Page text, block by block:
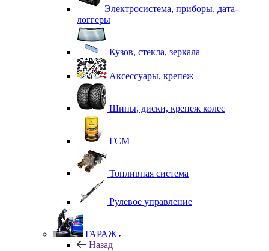
Электросистема, приборы, дата-
логгеры
Кузов, стекла, зеркала
Аксессуары, крепеж
Шины, диски, крепеж колес
ГСМ
Топливная система
Рулевое управление
ГАРАЖ
Назад